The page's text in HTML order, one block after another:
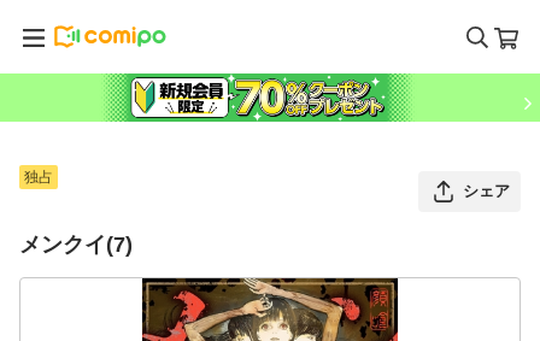
独占
シェア
メンクイ(7)